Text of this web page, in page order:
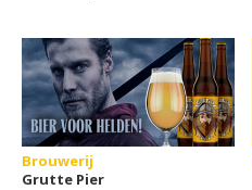
Brouwerij
Grutte Pier